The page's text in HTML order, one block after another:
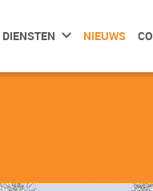
DIENSTEN NIEUWS